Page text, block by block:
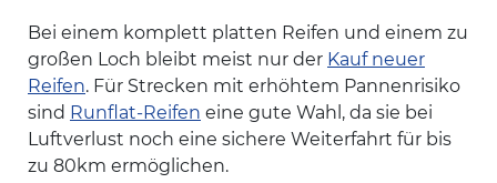
Bei einem komplett platten Reifen und einem zu
großen Loch bleibt meist nur der Kauf neuer
Reifen. Für Strecken mit erhöhtem Pannenrisiko
sind Runflat-Reifen eine gute Wahl, da sie bei
Luftverlust noch eine sichere Weiterfahrt für bis
zu 80km ermöglichen.